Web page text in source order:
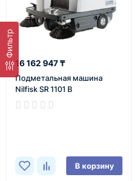
Фильтр
16 162 947 ₸
Подметальная машина
Nilfisk SR 1101 B
В корзину